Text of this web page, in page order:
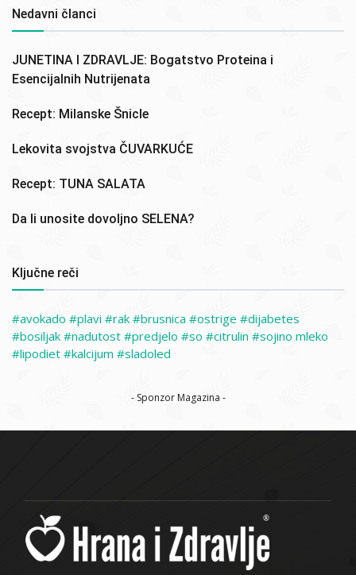
Nedavni članci
JUNETINA I ZDRAVLJE: Bogatstvo Proteina i
Esencijalnih Nutrijenata
Recept: Milanske Šnicle
Lekovita svojstva ČUVARKUĆE
Recept: TUNA SALATA
Da li unosite dovoljno SELENA?
Ključne reči
avokado plavi rak brusnica ostrige
dijabetes
bosiljak
nadutost predjelo so citrulin
sojino mleko
lipodiet
kalcijum sladoled
- Sponzor Magazina -